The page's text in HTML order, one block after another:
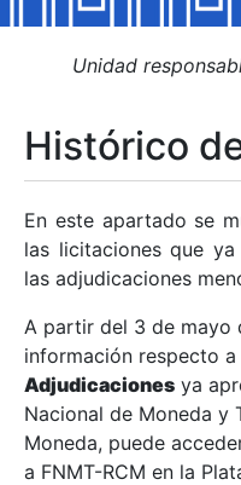
Mostrar/Ocultar
Mostrar/Ocultar
Mostrar/Ocultar
Mostrar/Ocultar
Unidad
Histórico
En este apartado se
las licitaciones que
las adjudicaciones
A partir del 3 de mayo
información respecto a
Adjudicaciones ya
Nacional de Moneda y
Moneda, puede
a FNMT-RCM en la